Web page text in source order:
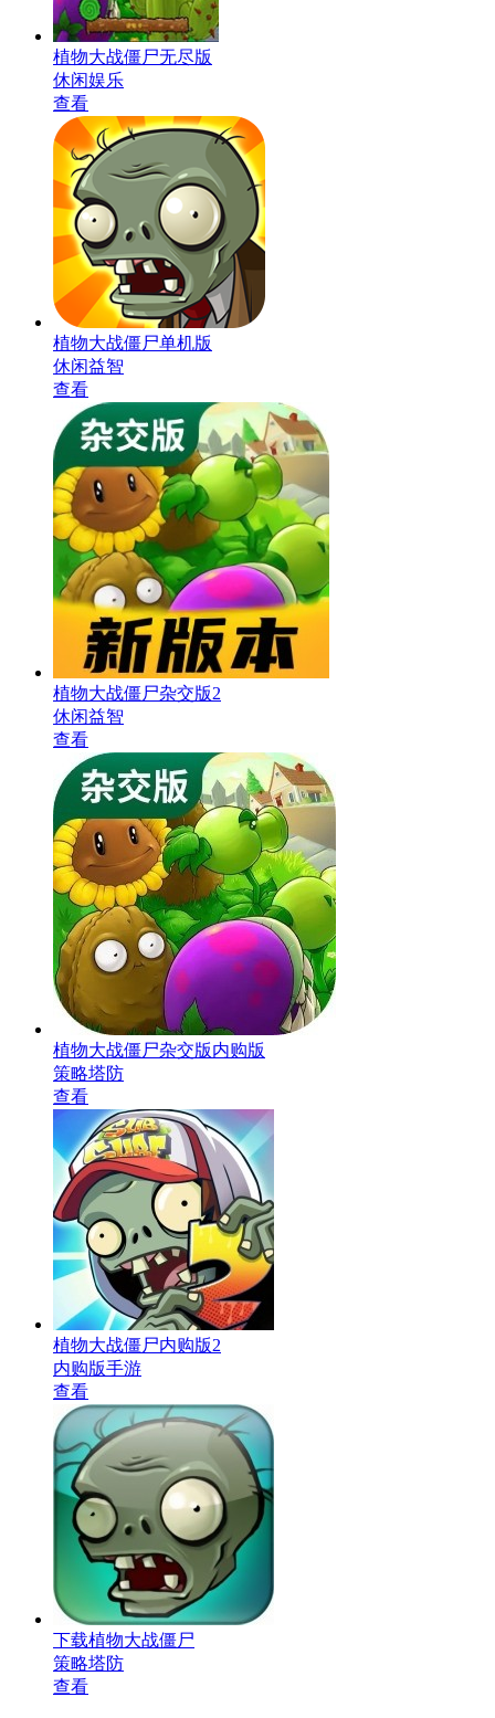
植物大战僵尸无尽版
休闲娱乐
查看
植物大战僵尸单机版
休闲益智
查看
植物大战僵尸杂交版2
休闲益智
查看
植物大战僵尸杂交版内购版
策略塔防
查看
植物大战僵尸内购版2
内购版手游
查看
下载植物大战僵尸
策略塔防
查看